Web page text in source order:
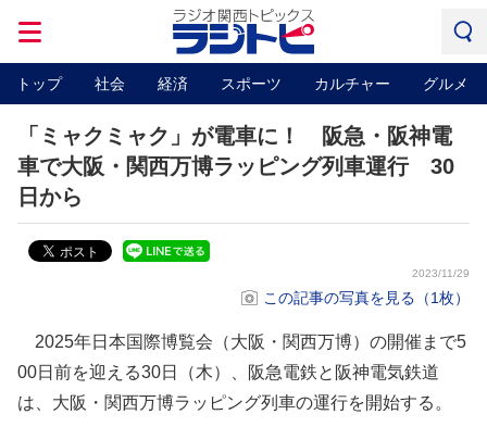
トップ 社会 経済 スポーツ カルチャー グルメ
「ミャクミャク」が電車に！ 阪急・阪神電
車で大阪・関西万博ラッピング列車運行 30
日から
2023/11/29
この記事の写真を見る（1枚）
2025年日本国際博覧会（大阪・関西万博）の開催まで5
00日前を迎える30日（木）、阪急電鉄と阪神電気鉄道
は、大阪・関西万博ラッピング列車の運行を開始する。